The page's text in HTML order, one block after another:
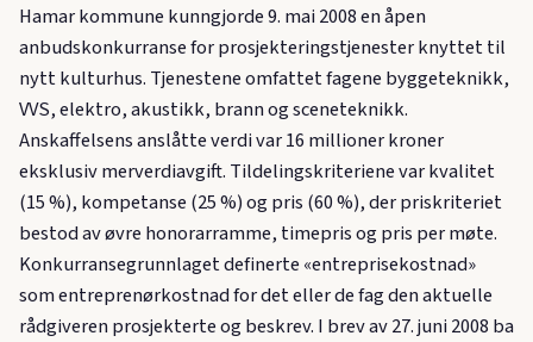
Hamar kommune kunngjorde 9. mai 2008 en åpen
anbudskonkurranse for prosjekteringstjenester knyttet til
nytt kulturhus. Tjenestene omfattet fagene byggeteknikk,
VVS, elektro, akustikk, brann og sceneteknikk.
Anskaffelsens anslåtte verdi var 16 millioner kroner
eksklusiv merverdiavgift. Tildelingskriteriene var kvalitet
(15 %), kompetanse (25 %) og pris (60 %), der priskriteriet
bestod av øvre honorarramme, timepris og pris per møte.
Konkurransegrunnlaget definerte «entreprisekostnad»
som entreprenørkostnad for det eller de fag den aktuelle
rådgiveren prosjekterte og beskrev. I brev av 27. juni 2008 ba